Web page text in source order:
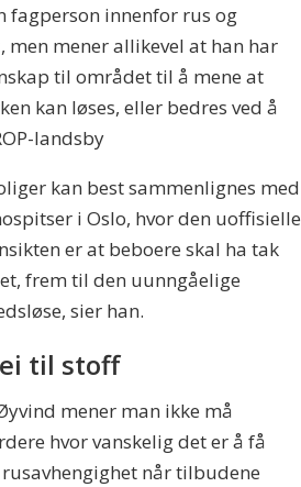
fagperson innenfor rus og
men mener allikevel at han har
til området til å mene at
kan løses, eller bedres ved å
landsby
kan best sammenlignes med
i Oslo, hvor den uoffisielle
er at beboere skal ha tak
frem til den uunngåelige
sier han.
til stoff
mener man ikke må
hvor vanskelig det er å få
når tilbudene